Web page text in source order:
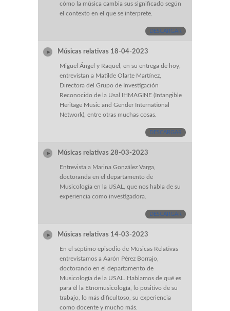
cómo la música cambia sus significado según
el contexto en el que se interprete.
DESCARGAR
Músicas relativas 18-04-2023
Miguel Ángel y Raquel, en su entrega de hoy,
entrevistan a Matilde Olarte Martínez,
Directora del Grupo de Investigación
Reconocido de la Usal IHMAGINE (Intangible
Heritage Music and Gender International
Network), entre otras muchas cosas.
DESCARGAR
Músicas relativas 28-03-2023
Entrevista a Marina González Varga,
doctoranda en el departamento de
Musicología en la USAL, que nos habla de su
experiencia como investigadora.
DESCARGAR
Músicas relativas 14-03-2023
En el séptimo episodio de Músicas Relativas
entrevistamos a Aarón Pérez Borrajo,
doctorando en el departamento de
Musicología de la USAL. Hablamos de qué es
para él la Etnomusicología, lo positivo de su
trabajo, lo más dificultoso, su experiencia
como docente y mucho más.